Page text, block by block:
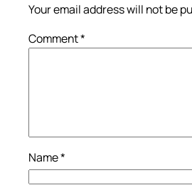
Your email address will not be
Comment*
Name*